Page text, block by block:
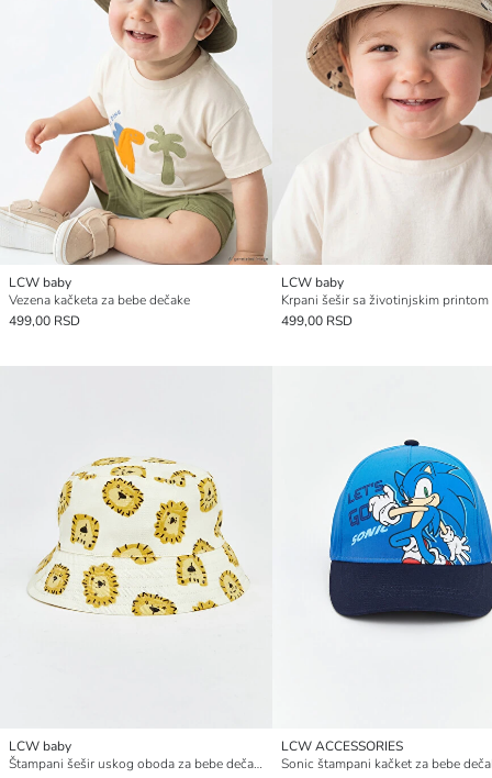
LCW baby
Vezena kačketa za bebe dečake
499,00 RSD
LCW baby
499,00 RSD
LCW baby
Štampani šešir uskog oboda za bebe dečake
LCW ACCESSORIES
Sonic štampani kačket za bebe